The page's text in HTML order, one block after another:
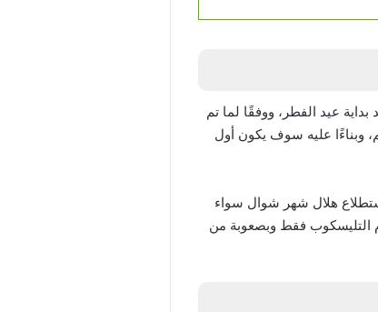
عيد الفطر، ووفقًا لما تم
آخر أيام شهر رمضان الكريم، وبناءًا عليه سوف يكون أول
المناسبة لاستطلاع هلال شهر شوال سواء
التليسكوب فقط وبصعوبة من